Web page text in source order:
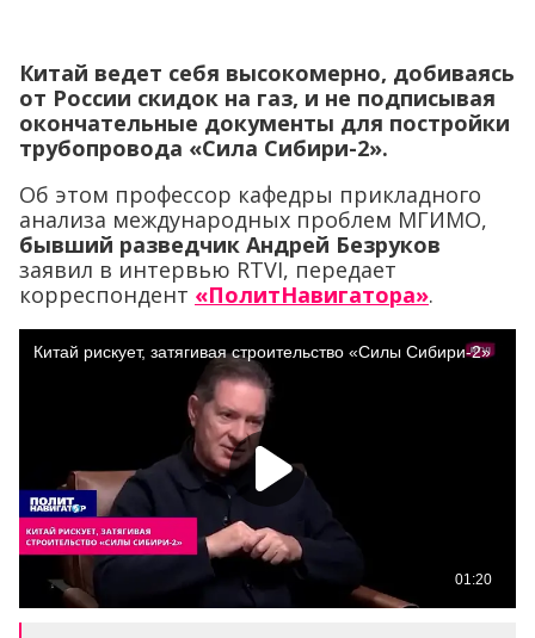
Китай ведет себя высокомерно, добиваясь
от России скидок на газ, и не подписывая
окончательные документы для постройки
трубопровода «Сила Сибири-2».
Об этом профессор кафедры прикладного
анализа международных проблем МГИМО,
бывший разведчик Андрей Безруков
заявил в интервью RTVI, передает
корреспондент «ПолитНавигатора».